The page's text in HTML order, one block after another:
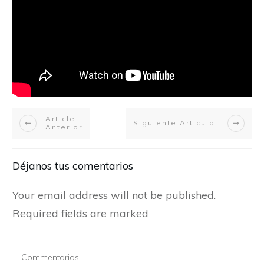
Article
Anterior
Siguiente Articulo
Déjanos tus comentarios
Your email address will not be published.
Required fields are marked